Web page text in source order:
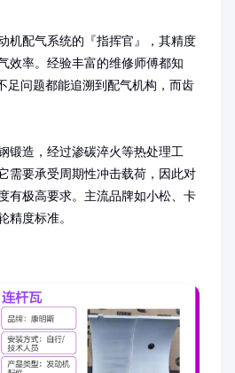
机配气系统的『指挥官』，其精度
效率。经验丰富的维修师傅都知
足问题都能追溯到配气机构，而齿
锻造，经过渗碳淬火等热处理工
需要承受周期性冲击载荷，因此对
有极高要求。主流品牌如小松、卡
精度标准。